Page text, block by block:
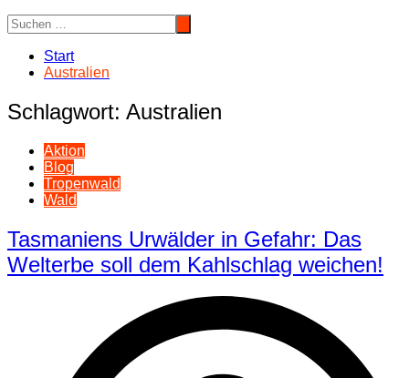
Start
Australien
Schlagwort: Australien
Aktion
Blog
Tropenwald
Wald
Tasmaniens Urwälder in Gefahr: Das
Welterbe soll dem Kahlschlag weichen!